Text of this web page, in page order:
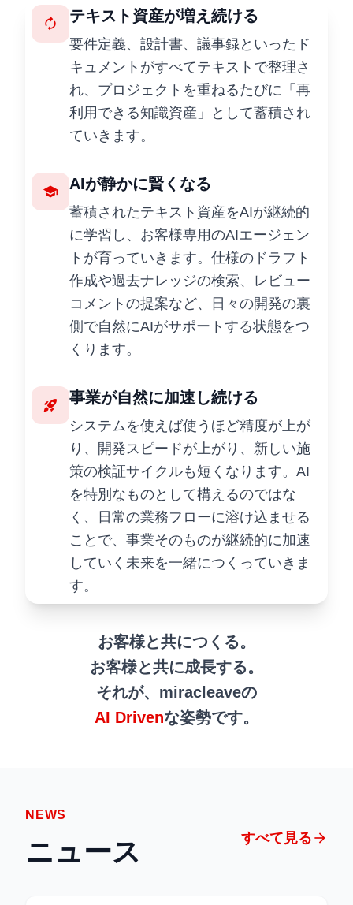
autorenew テキスト資産が増え続ける
要件定義、設計書、議事録といったド
キュメントがすべてテキストで整理さ
れ、プロジェクトを重ねるたびに「再
利用できる知識資産」として蓄積され
ていきます。
school AIが静かに賢くなる
蓄積されたテキスト資産をAIが継続的
に学習し、お客様専用のAIエージェン
トが育っていきます。仕様のドラフト
作成や過去ナレッジの検索、レビュー
コメントの提案など、日々の開発の裏
側で自然にAIがサポートする状態をつ
くります。
rocket_launch 事業が自然に加速し続ける
システムを使えば使うほど精度が上が
り、開発スピードが上がり、新しい施
策の検証サイクルも短くなります。AI
を特別なものとして構えるのではな
く、日常の業務フローに溶け込ませる
ことで、事業そのものが継続的に加速
していく未来を一緒につくっていきま
す。
お客様と共につくる。
お客様と共に成長する。
それが、miracleaveの
AI Drivenな姿勢です。
NEWS
ニュース すべて見る arrow_forward